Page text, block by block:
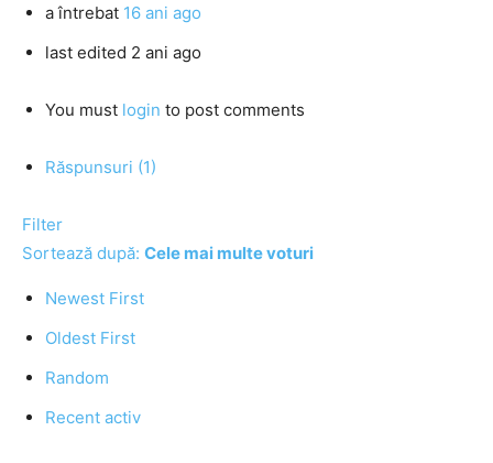
a întrebat 16 ani ago
last edited 2 ani ago
You must login to post comments
Răspunsuri (1)
Filter
Sortează după: Cele mai multe voturi
Newest First
Oldest First
Random
Recent activ